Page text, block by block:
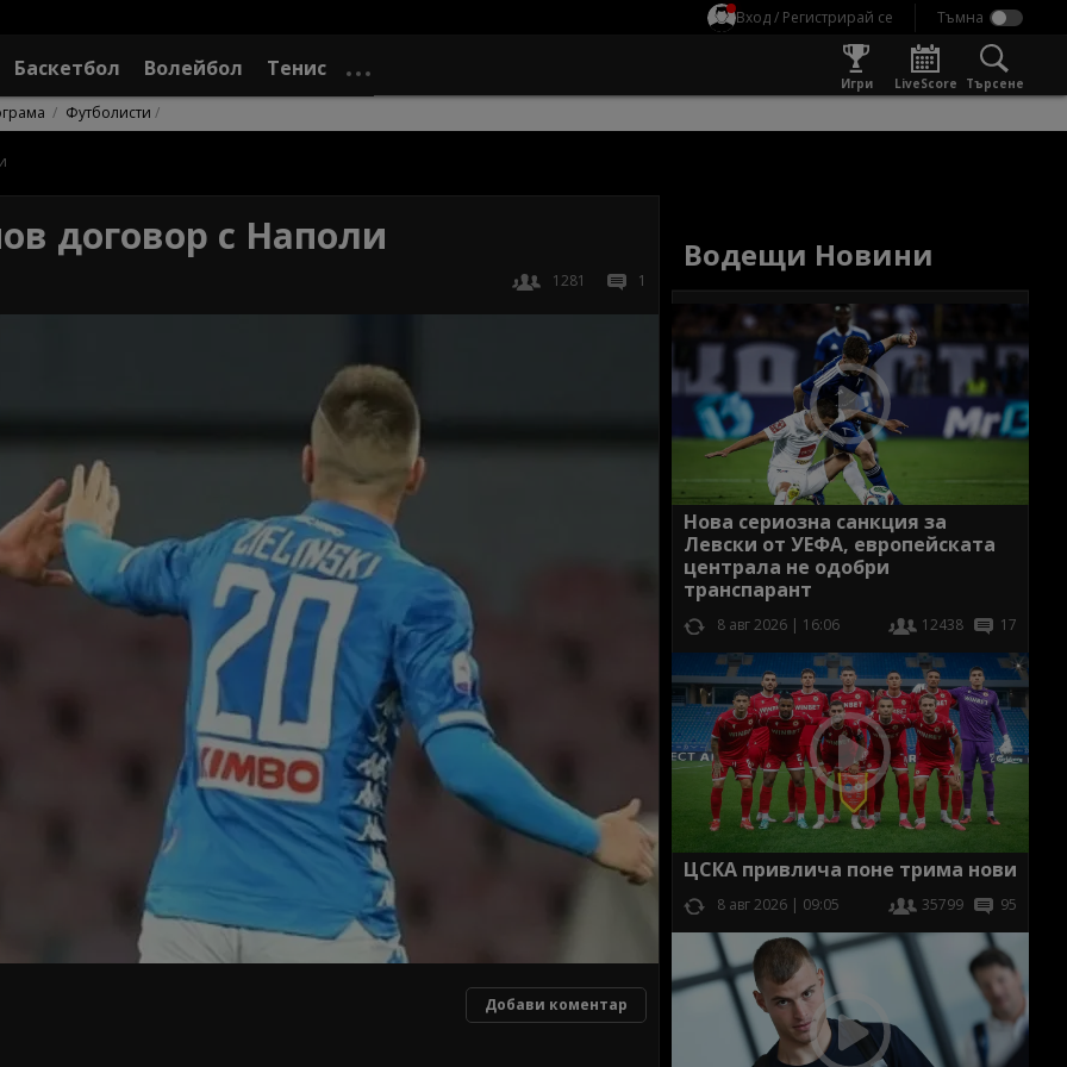
Вход / Регистрирай се
Баскетбол Волейбол Тенис
Игри LiveScore Търсене
Футболисти
договор с Наполи
1281 1
Добави коментар
Водещи Новини
Нова сериозна санкция за
Левски от УЕФА, европейската
централа не одобри
транспарант
8 авг 2026 | 16:06 12438 17
ЦСКА привлича поне трима нови
8 авг 2026 | 09:05 35799 95